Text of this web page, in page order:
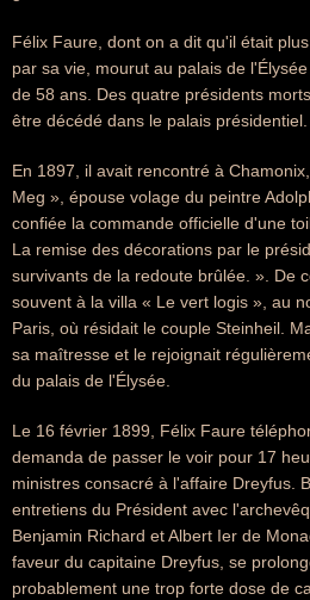
Félix Faure, dont on a dit qu'il était
par sa vie, mourut au palais de
de 58 ans. Des quatre présidents
être décédé dans le palais présidentiel.
En 1897, il avait rencontré à
Meg », épouse volage du peintre
confiée la commande officielle d'une
La remise des décorations par le
survivants de la redoute brûlée. ». De
souvent à la villa « Le vert logis », au
Paris, où résidait le couple Steinheil.
sa maîtresse et le rejoignait
du palais de l'Élysée.
Le 16 février 1899, Félix Faure
demanda de passer le voir pour 17
ministres consacré à l'affaire Dreyfus.
entretiens du Président avec
Benjamin Richard et Albert Ier de
faveur du capitaine Dreyfus, se
probablement une trop forte dose de